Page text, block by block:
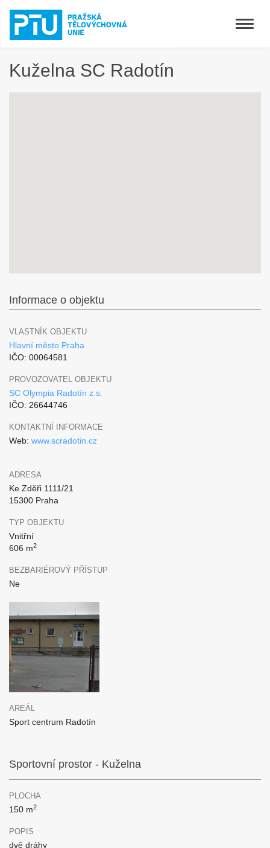
Toggle
Kuželna SC Radotín
Informace o objektu
VLASTNÍK OBJEKTU
Hlavní město Praha
IČO: 00064581
PROVOZOVATEL OBJEKTU
SC Olympia Radotín z.s.
IČO: 26644746
KONTAKTNÍ INFORMACE
Web: www.scradotin.cz
ADRESA
Ke Zděři 1111/21
15300 Praha
TYP OBJEKTU
Vnitřní
606 m2
BEZBARIÉROVÝ PŘÍSTUP
Ne
AREÁL
Sport centrum Radotín
Sportovní prostor - Kuželna
PLOCHA
150 m2
POPIS
dvě dráhy